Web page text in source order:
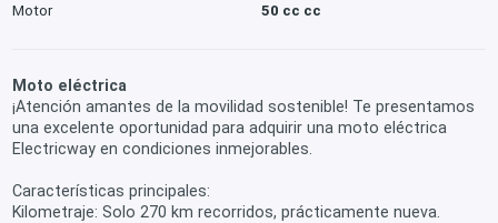
Motor
50 cc cc
Moto eléctrica
¡Atención amantes de la movilidad sostenible! Te presentamos
una excelente oportunidad para adquirir una moto eléctrica
Electricway en condiciones inmejorables.
Características principales:
Kilometraje: Solo 270 km recorridos, prácticamente nueva.